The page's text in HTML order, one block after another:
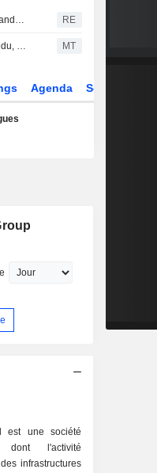
Alibaba prévoit de facturer les grands utilisateurs de son prochain modèle d'IA en open-source, selon des sources RE
Vast, soutenue par Alibaba et Baidu, cherche de nouveaux capitaux sur la base d'une valorisation de près de 2 milliards de dollars MT
Agenda Secteur
est une société
dont l'activité
infrastructures